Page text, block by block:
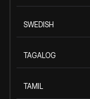
SWEDISH
TAGALOG
TAMIL